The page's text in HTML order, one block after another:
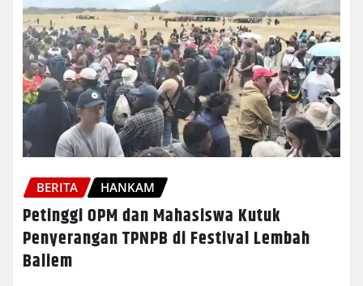
BERITA HANKAM
Petinggi OPM dan Mahasiswa Kutuk
Penyerangan TPNPB di Festival Lembah
Baliem